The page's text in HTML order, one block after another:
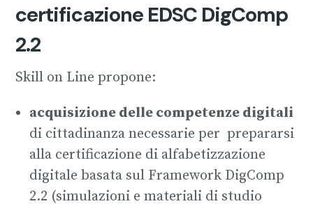
certificazione EDSC DigComp
2.2
Skill on Line propone:
acquisizione delle competenze digitali
di cittadinanza necessarie per prepararsi
alla certificazione di alfabetizzazione
digitale basata sul Framework DigComp
2.2 (simulazioni e materiali di studio